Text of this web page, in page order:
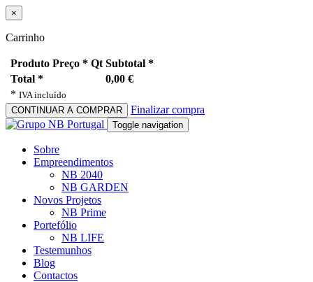
×
Carrinho
Produto Preço * Qt Subtotal *
Total *
0,00 €
* IVA incluído
CONTINUAR A COMPRAR
Finalizar compra
Toggle navigation
Sobre
Empreendimentos
NB 2040
NB GARDEN
Novos Projetos
NB Prime
Portefólio
NB LIFE
Testemunhos
Blog
Contactos